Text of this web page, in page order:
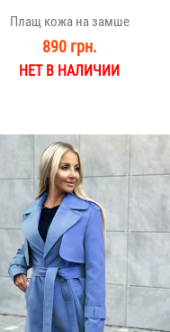
Плащ кожа на замше
890 грн.
НЕТ В НАЛИЧИИ